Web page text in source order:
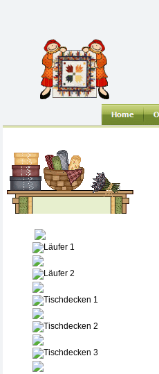
Läufer 1
Läufer 2
Tischdecken 1
Tischdecken 2
Tischdecken 3